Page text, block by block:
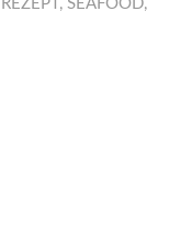
REZEPT , SEAFOOD,